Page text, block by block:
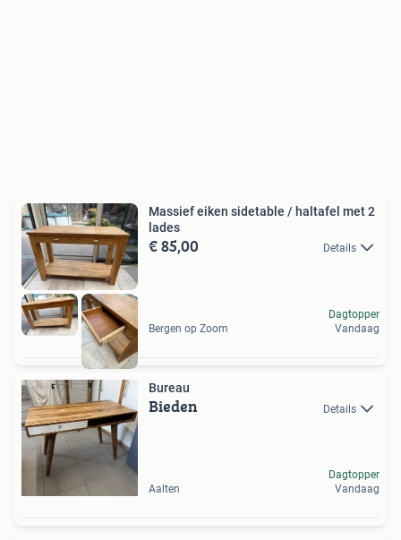
Massief eiken sidetable / haltafel met 2
lades
€ 85,00 Details
Bergen op Zoom
Dagtopper
Vandaag
Bureau
Bieden Details
Aalten
Dagtopper
Vandaag